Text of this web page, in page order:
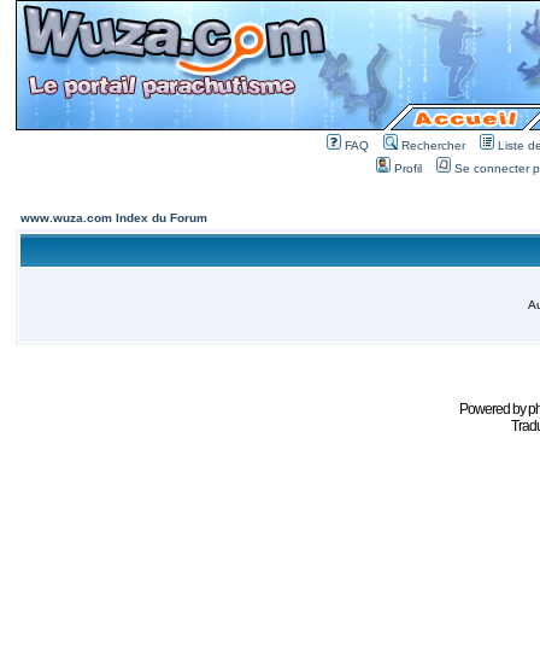
FAQ Rechercher
Liste
Profil
Se connecter
www.wuza.com Index du Forum
Powered by